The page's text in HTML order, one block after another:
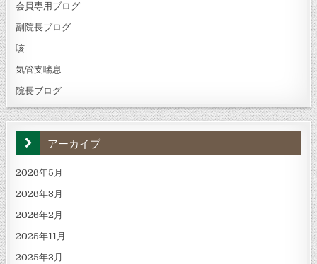
会員専用ブログ
副院長ブログ
咳
気管支喘息
院長ブログ
アーカイブ
2026年5月
2026年3月
2026年2月
2025年11月
2025年3月